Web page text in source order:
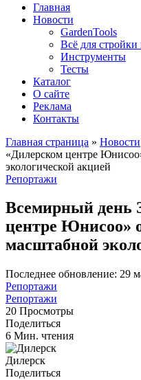
Главная
Новости
GardenTools
Всё для стройки
Инструменты
Тесты
Каталог
О сайте
Реклама
Контакты
Главная страница » Новости
«Дилерском центре
экологической акцией
Репортажи
Всемирный день
центре Юнисоо»
масштабной
Последнее обновление: 29
Репортажи
Репортажи
20 Просмотры
Поделиться
6 Мин. чтения
Дилерск
Поделиться